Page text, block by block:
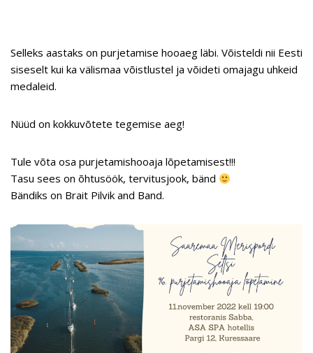
Selleks aastaks on purjetamise hooaeg läbi. Võisteldi nii Eesti
siseselt kui ka välismaa võistlustel ja võideti omajagu uhkeid
medaleid.
Nüüd on kokkuvõtete tegemise aeg!
Tule võta osa purjetamishooaja lõpetamisest!!!
Tasu sees on õhtusöök, tervitusjook, bänd
Bändiks on Brait Pilvik and Band.